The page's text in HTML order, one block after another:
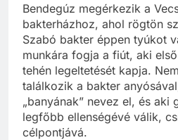
Bendegúz megérkezik a
bakterházhoz, ahol rögtön
Szabó bakter éppen tyúkot
munkára fogja a fiút, aki
tehén legeltetését kapja.
találkozik a bakter
„banyának” nevez el, és aki
legfőbb ellenségévé válik,
célpontjává.